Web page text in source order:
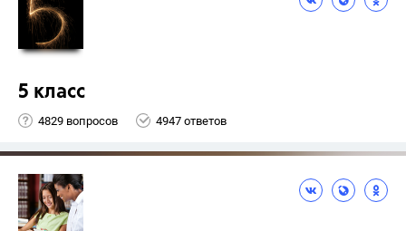
5 класс
4829 вопросов 4947 ответов